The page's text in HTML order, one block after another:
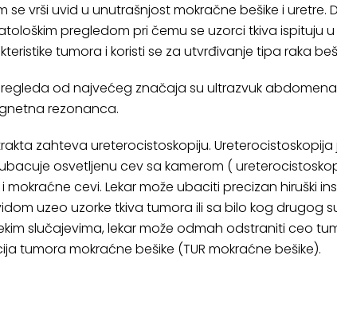
se vrši uvid u unutrašnjost mokračne bešike i uretre.
pregledom pri čemu se uzorci tkiva ispituju
tumora i koristi se za utvrđivanje tipa raka
od najvećeg značaja su ultrazvuk abdomena
rezonanca.
zahteva ureterocistoskopiju.
osvetljenu cev sa kamerom (
cevi. Lekar može ubaciti precizan hiruški
uzeo uzorke tkiva tumora ili sa bilo kog drugog
slučajevima, lekar može odmah odstraniti ceo
tumora mokraćne bešike (TUR mokraćne bešike).